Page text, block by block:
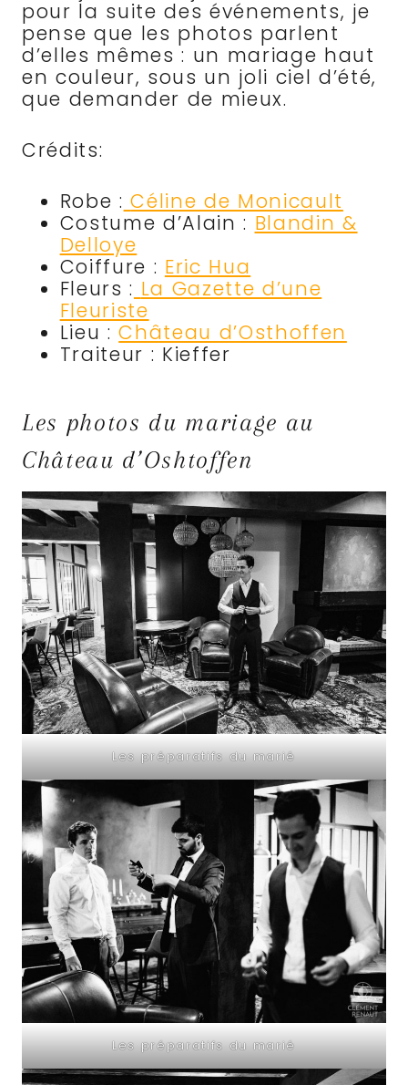
pour la suite des événements, je
pense que les photos parlent
d’elles mêmes : un mariage haut
en couleur, sous un joli ciel d’été,
que demander de mieux.
Crédits:
Robe : Céline de Monicault
Costume d’Alain : Blandin &
Delloye
Coiffure : Eric Hua
Fleurs : La Gazette d’une
Fleuriste
Lieu :Château d’Osthoffen
Traiteur : Kieffer
Les photos du mariage au
Château d’Oshtoffen
Les préparatifs du marié
Les préparatifs du marié